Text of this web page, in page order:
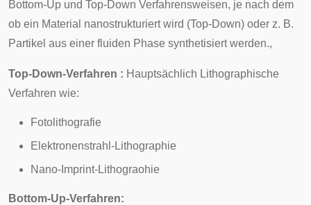
Bottom-Up und Top-Down Verfahrensweisen, je nach dem
ob ein Material nanostrukturiert wird (Top-Down) oder z. B.
Partikel aus einer fluiden Phase synthetisiert werden.,
Top-Down-Verfahren : Hauptsächlich Lithographische
Verfahren wie:
Fotolithografie
Elektronenstrahl-Lithographie
Nano-Imprint-Lithograohie
Bottom-Up-Verfahren: